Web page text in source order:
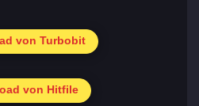
von Turbobit
von Hitfile